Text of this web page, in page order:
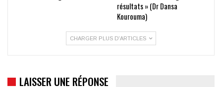
résultats » (Dr Dansa
Kourouma)
CHARGER PLUS D'ARTICLES
LAISSER UNE RÉPONSE